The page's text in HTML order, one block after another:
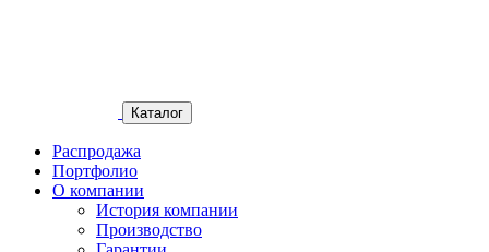
Каталог
Распродажа
Портфолио
О компании
История компании
Производство